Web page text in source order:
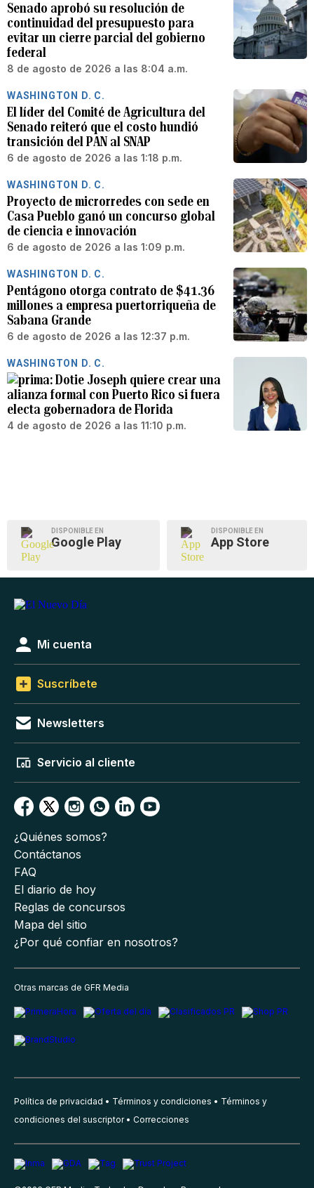
Senado aprobó su resolución de
continuidad del presupuesto para
evitar un cierre parcial del gobierno
federal
8 de agosto de 2026 a las 8:04 a.m.
WASHINGTON D. C.
El líder del Comité de Agricultura del
Senado reiteró que el costo hundió
transición del PAN al SNAP
6 de agosto de 2026 a las 1:18 p.m.
WASHINGTON D. C.
Proyecto de microrredes con sede en
Casa Pueblo ganó un concurso global
de ciencia e innovación
6 de agosto de 2026 a las 1:09 p.m.
WASHINGTON D. C.
Pentágono otorga contrato de $41.36
millones a empresa puertorriqueña de
Sabana Grande
6 de agosto de 2026 a las 12:37 p.m.
WASHINGTON D. C.
Dotie Joseph quiere crear una
alianza formal con Puerto Rico si fuera
electa gobernadora de Florida
4 de agosto de 2026 a las 11:10 p.m.
DISPONIBLE EN
Google Play
DISPONIBLE EN
App Store
Mi cuenta
Suscríbete
Newsletters
Servicio al cliente
¿Quiénes somos?
Contáctanos
FAQ
El diario de hoy
Reglas de concursos
Mapa del sitio
¿Por qué confiar en nosotros?
Otras marcas de GFR Media
Política de privacidad Términos y condiciones
Términos y
condiciones del suscriptor
Correcciones